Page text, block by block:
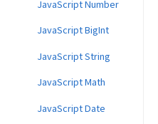
JavaScript Number
JavaScript BigInt
JavaScript String
JavaScript Math
JavaScript Date